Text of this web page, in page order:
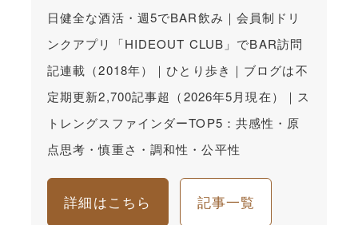
日健全な酒活・週5でBAR飲み｜会員制ドリ
ンクアプリ「HIDEOUT CLUB」でBAR訪問
記連載（2018年）｜ひとり歩き｜ブログは不
定期更新2,700記事超（2026年5月現在）｜ス
トレングスファインダーTOP5：共感性・原
点思考・慎重さ・調和性・公平性
詳細はこちら 記事一覧